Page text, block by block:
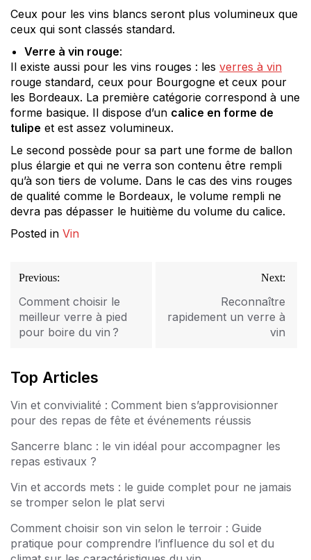
Ceux pour les vins blancs seront plus volumineux que
ceux qui sont classés standard.
Verre à vin rouge:
Il existe aussi pour les vins rouges : les verres à vin
rouge standard, ceux pour Bourgogne et ceux pour
les Bordeaux. La première catégorie correspond à une
forme basique. Il dispose d’un calice en forme de
tulipe et est assez volumineux.
Le second possède pour sa part une forme de ballon
plus élargie et qui ne verra son contenu être rempli
qu’à son tiers de volume. Dans le cas des vins rouges
de qualité comme le Bordeaux, le volume rempli ne
devra pas dépasser le huitième du volume du calice.
Posted in Vin
Navigation
de
l’article
Previous:
Comment choisir le
meilleur verre à pied
pour boire du vin ?
Next:
Reconnaître
rapidement un verre à
vin
Top Articles
Vin et convivialité : Comment bien s’approvisionner
pour des repas de fête et événements réussis
Sancerre blanc : le vin idéal pour accompagner les
repas estivaux ?
Vin et accords mets : le guide complet pour ne jamais
se tromper selon le plat servi
Comment choisir son vin selon le terroir : Guide
pratique pour comprendre l’influence du sol et du